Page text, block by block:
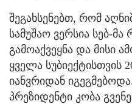
შეგახსენებთ, რომ
სამუშაო ვერსია სებ-მა
გამოაქვეყნა და მისი
ყველა სუბიექტისთვის
იანვრიდან
პრეზიდენტი კობა